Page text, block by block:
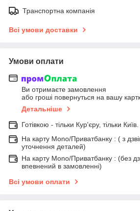
Транспортна компанія
Всі умови доставки
Умови оплати
Ви отримаєте замовлення
або гроші повернуться на вашу
Детальніше
Готівкою - тільки Кур'єру, тільки Київ.
На карту Mono/Приватбанку : ( з
уточнення деталей)
На карту Mono/Приватбанку : (без
впевнений в замовленні)
Всі умови оплати